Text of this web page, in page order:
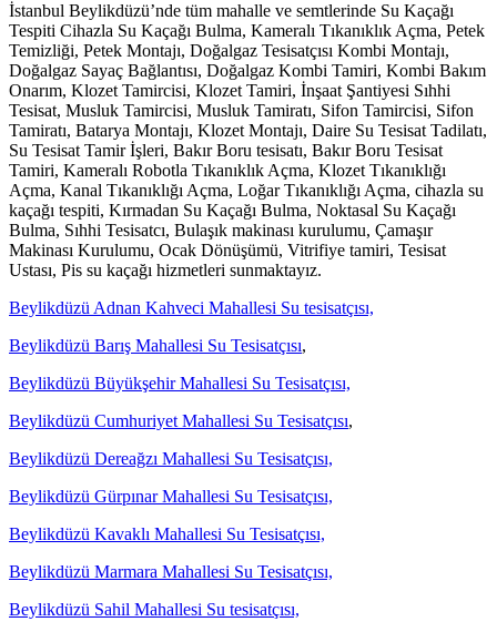
İstanbul Beylikdüzü’nde tüm mahalle ve semtlerinde Su Kaçağı
Tespiti Cihazla Su Kaçağı Bulma, Kameralı Tıkanıklık Açma, Petek
Temizliği, Petek Montajı, Doğalgaz Tesisatçısı Kombi Montajı,
Doğalgaz Sayaç Bağlantısı, Doğalgaz Kombi Tamiri, Kombi Bakım
Onarım, Klozet Tamircisi, Klozet Tamiri, İnşaat Şantiyesi Sıhhi
Tesisat, Musluk Tamircisi, Musluk Tamiratı, Sifon Tamircisi, Sifon
Tamiratı, Batarya Montajı, Klozet Montajı, Daire Su Tesisat Tadilatı,
Su Tesisat Tamir İşleri, Bakır Boru tesisatı, Bakır Boru Tesisat
Tamiri, Kameralı Robotla Tıkanıklık Açma, Klozet Tıkanıklığı
Açma, Kanal Tıkanıklığı Açma, Loğar Tıkanıklığı Açma, cihazla su
kaçağı tespiti, Kırmadan Su Kaçağı Bulma, Noktasal Su Kaçağı
Bulma, Sıhhi Tesisatcı, Bulaşık makinası kurulumu, Çamaşır
Makinası Kurulumu, Ocak Dönüşümü, Vitrifiye tamiri, Tesisat
Ustası, Pis su kaçağı hizmetleri sunmaktayız.
Beylikdüzü Adnan Kahveci Mahallesi Su tesisatçısı,
Beylikdüzü Barış Mahallesi Su Tesisatçısı,
Beylikdüzü Büyükşehir Mahallesi Su Tesisatçısı,
Beylikdüzü Cumhuriyet Mahallesi Su Tesisatçısı,
Beylikdüzü Dereağzı Mahallesi Su Tesisatçısı,
Beylikdüzü Gürpınar Mahallesi Su Tesisatçısı,
Beylikdüzü Kavaklı Mahallesi Su Tesisatçısı,
Beylikdüzü Marmara Mahallesi Su Tesisatçısı,
Beylikdüzü Sahil Mahallesi Su tesisatçısı,